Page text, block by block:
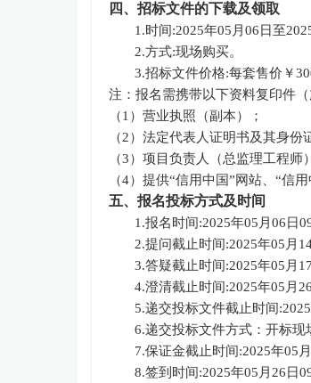
四、招标文件的下载及领取
1.时间:2025年05月 06 日至
2.方式:现场购买。
3.招标文件价格:每套售价￥
注：报名需携带以下资料复印件（
（1）营业执照（副本）；
（2）法定代表人证明书及其身份
（3）项目负责人（总监理工程师
（4）提供“信用中国”网站、“信
五、报名投标方式及时间
1.报名时间:2025年05月 06 日
2.提问截止时间:2025年05月 1
3.答疑截止时间:2025年05月 17
4.澄清截止时间:2025年05月 26
5.递交投标文件截止时间
6.递交投标文件方式：开标现
7.保证金截止时间:2025年05月
8.签到时间:2025年05月 26 日